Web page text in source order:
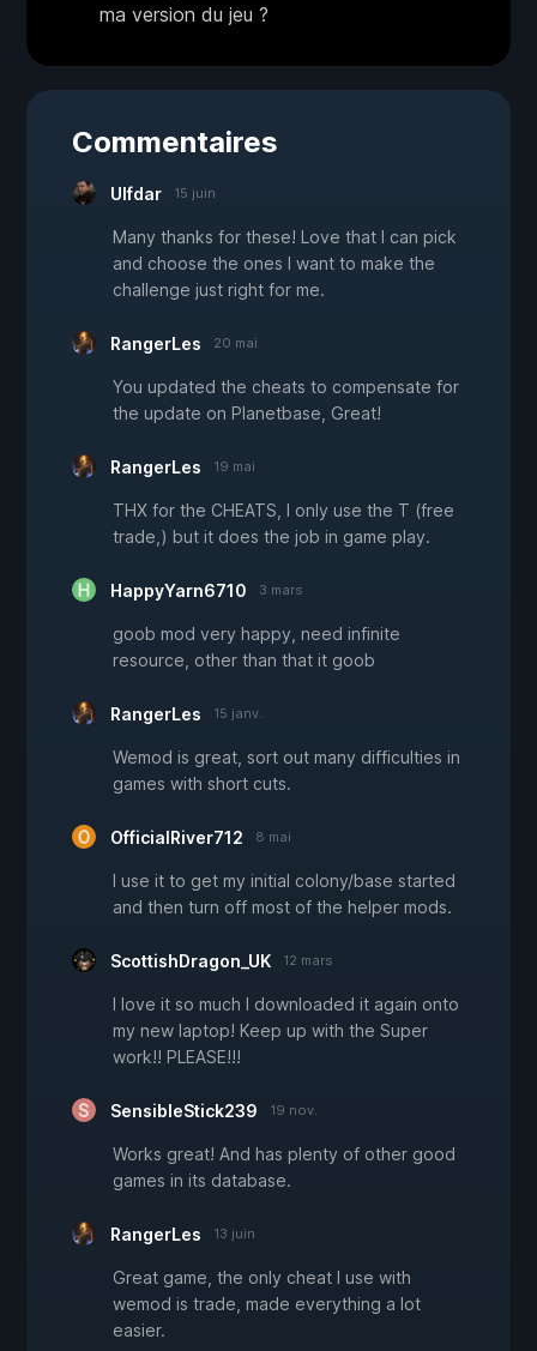
ma version du jeu ?
Commentaires
Ulfdar 15 juin
Many thanks for these! Love that I can pick
and choose the ones I want to make the
challenge just right for me.
RangerLes 20 mai
You updated the cheats to compensate for
the update on Planetbase, Great!
RangerLes 19 mai
THX for the CHEATS, I only use the T (free
trade,) but it does the job in game play.
HappyYarn6710 3 mars
goob mod very happy, need infinite
resource, other than that it goob
RangerLes 15 janv.
Wemod is great, sort out many difficulties in
games with short cuts.
OfficialRiver712 8 mai
I use it to get my initial colony/base started
and then turn off most of the helper mods.
ScottishDragon_UK 12 mars
I love it so much I downloaded it again onto
my new laptop! Keep up with the Super
work!! PLEASE!!!
SensibleStick239 19 nov.
Works great! And has plenty of other good
games in its database.
RangerLes 13 juin
Great game, the only cheat I use with
wemod is trade, made everything a lot
easier.